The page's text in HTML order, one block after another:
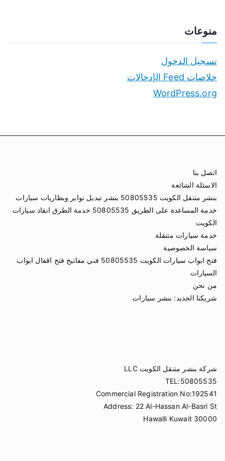
منوعات
تسجيل الدخول
خلاصات Feed الإدخالات
WordPress.org
اتصل بنا
الاسئلة الشائعة
بنشر متنقل الكويت 50805535 بنشر تبديل تواير وبطاريات سيارات
خدمة المساعدة على الطريق 50805535 خدمة الطرق انقاذ سيارات
الكويت
خدمة سيارات متنقلة
سياسة الخصوصية
فتح ابواب سيارات الكويت 50805535 فني مفاتيح فتح اقفال ابواب
السيارات
من نحن
شريكنا الجديد: بنشر سيارات
شركة بنشر متنقل الكويت LLC
TEL:50805535
Commercial Registration No:192541
Address: 22 Al-Hassan Al-Basri St
Hawalli Kuwait 30000